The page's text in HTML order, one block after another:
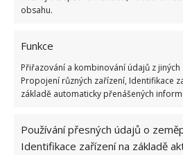
obsahu.
Funkce
Přiřazování a kombinování údajů z
Propojení různých zařízení, Identifikace
základě automaticky přenášených
Používání přesných údajů o
Identifikace zařízení na základě